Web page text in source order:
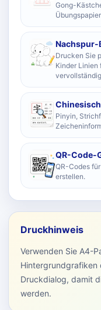
Gong-
Nachspur-
Drucken Sie
Kinder Linien
Pinyin,
QR-Code-
QR-Codes
erstellen.
Druckhinweis
Verwenden Sie A4-
Hintergrundgrafiken
Druckdialog, damit
werden.